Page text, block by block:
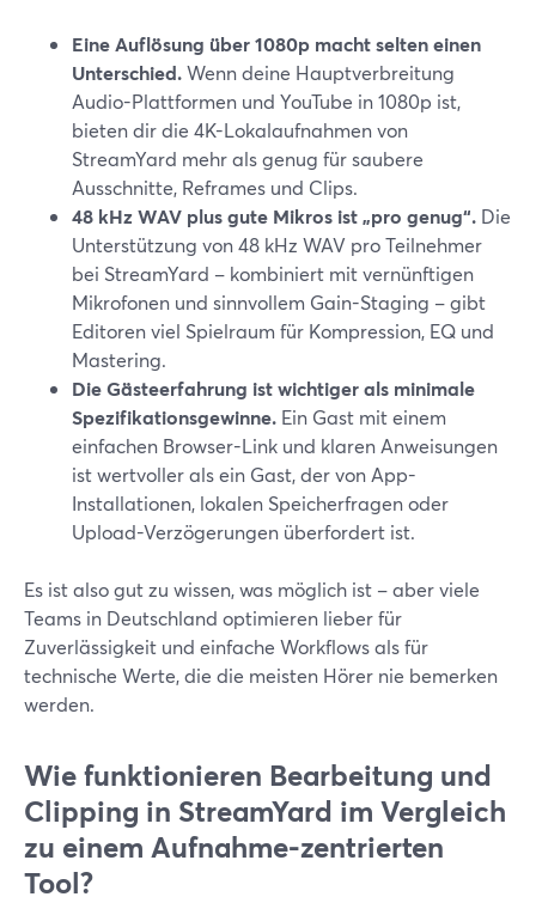
Eine Auflösung über 1080p macht selten einen
Unterschied.Wenn deine Hauptverbreitung
Audio-Plattformen und YouTube in 1080p ist,
bieten dir die 4K-Lokalaufnahmen von
StreamYard mehr als genug für saubere
Ausschnitte, Reframes und Clips.
48 kHz WAV plus gute Mikros ist „pro genug“. Die
Unterstützung von 48 kHz WAV pro Teilnehmer
bei StreamYard – kombiniert mit vernünftigen
Mikrofonen und sinnvollem Gain-Staging – gibt
Editoren viel Spielraum für Kompression, EQ und
Mastering.
Die Gästeerfahrung ist wichtiger als minimale
Spezifikationsgewinne. Ein Gast mit einem
einfachen Browser-Link und klaren Anweisungen
ist wertvoller als ein Gast, der von App-
Installationen, lokalen Speicherfragen oder
Upload-Verzögerungen überfordert ist.
Es ist also gut zu wissen, was möglich ist – aber viele
Teams in Deutschland optimieren lieber für
Zuverlässigkeit und einfache Workflows als für
technische Werte, die die meisten Hörer nie bemerken
werden.
Wie funktionieren Bearbeitung und
Clipping in StreamYard im Vergleich
zu einem Aufnahme-zentrierten
Tool?